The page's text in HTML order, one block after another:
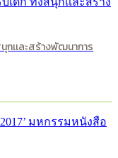
กเเละสร้างพัฒนาการ